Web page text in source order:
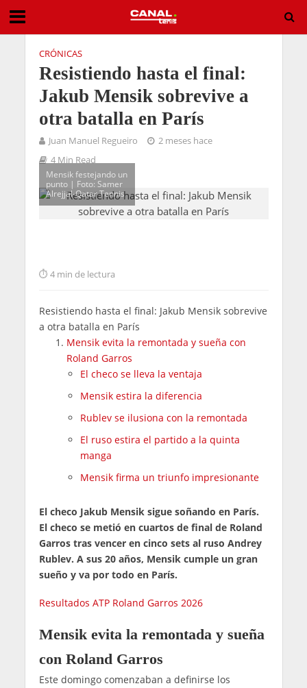
CRÓNICAS
Resistiendo hasta el final:
Jakub Mensik sobrevive a
otra batalla en París
Juan Manuel Regueiro
2 meses hace
4 Min Read
Mensik festejando un
punto | Foto: Samer
Alrejjal-Qatar Tennis
4 min de lectura
Resistiendo hasta el final: Jakub Mensik sobrevive
a otra batalla en París
Mensik evita la remontada y sueña con
Roland Garros
El checo se lleva la ventaja
Mensik estira la diferencia
Rublev se ilusiona con la remontada
El ruso estira el partido a la quinta
manga
Mensik firma un triunfo impresionante
El checo Jakub Mensik sigue soñando en París.
El checo se metió en cuartos de final de Roland
Garros tras vencer en cinco sets al ruso Andrey
Rublev. A sus 20 años, Mensik cumple un gran
sueño y va por todo en París.
Resultados ATP Roland Garros 2026
Mensik evita la remontada y sueña
con Roland Garros
Este domingo comenzaban a definirse los